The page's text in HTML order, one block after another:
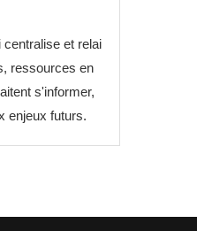
et relai
ressources en
s'informer,
enjeux futurs.